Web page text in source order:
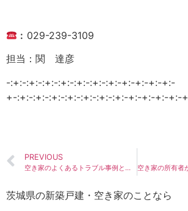
︰029-239-3109
担当：関 達彦
-:+:-:+:-:+:-:+:-:+:-:+:-:+:-+:-+:-+:-+:-
+-:+:-:+:-:+:-:+:-:+:-:+:-:+:-+:-+:-+:-+:-+
PREVIOUS
空き家のよくあるトラブル事例とその対策
茨城県の新築戸建・空き家のことなら